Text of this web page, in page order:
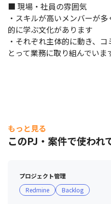
高層階にオフィスがあるため、
ら仕事ができます。
■ 現場・社員の雰囲気
・スキルが高いメンバーが
的に学ぶ文化があります
・それぞれ主体的に動き、
とって業務に取り組んでいま
もっと見る
このPJ・案件で使われ
プロジェクト管理
Redmine
Backlog